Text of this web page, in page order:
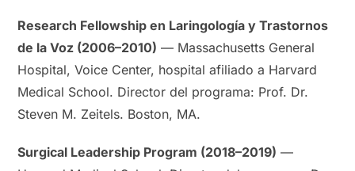
Research Fellowship en Laringología y Trastornos
de la Voz (2006–2010) — Massachusetts General
Hospital, Voice Center, hospital afiliado a Harvard
Medical School. Director del programa: Prof. Dr.
Steven M. Zeitels. Boston, MA.
Surgical Leadership Program (2018–2019) —